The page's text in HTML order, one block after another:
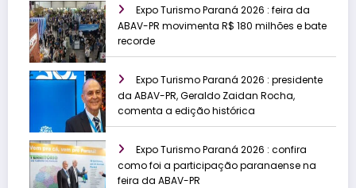
Expo Turismo Paraná 2026 : feira da
ABAV-PR movimenta R$ 180 milhões e bate
recorde
Expo Turismo Paraná 2026 : presidente
da ABAV-PR, Geraldo Zaidan Rocha,
comenta a edição histórica
Expo Turismo Paraná 2026 : confira
como foi a participação paranaense na
feira da ABAV-PR